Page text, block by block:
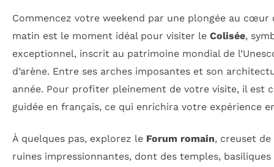
Commencez votre weekend par une plongée au
matin est le moment idéal pour visiter le Colisée,
exceptionnel, inscrit au patrimoine mondial de
d’arène. Entre ses arches imposantes et son
année. Pour profiter pleinement de votre visite, il est
guidée en français, ce qui enrichira votre expérience
À quelques pas, explorez le Forum romain, creuset
ruines impressionnantes, dont des temples,